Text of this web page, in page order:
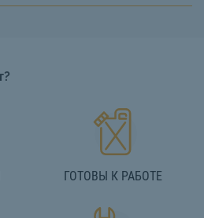
ГОТОВЫ К РАБОТЕ